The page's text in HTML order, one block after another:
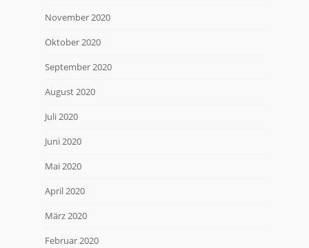
November 2020
Oktober 2020
September 2020
August 2020
Juli 2020
Juni 2020
Mai 2020
April 2020
März 2020
Februar 2020